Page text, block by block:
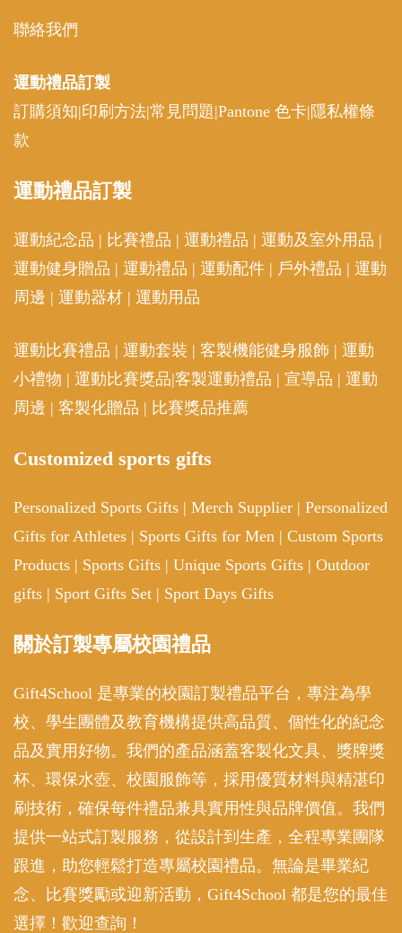
聯絡我們
運動禮品訂製
訂購須知|印刷方法|常見問題|Pantone 色卡| 隱私權條
款
運動禮品訂製
運動紀念品 | 比賽禮品 | 運動禮品 | 運動及室外用品 |
運動健身贈品 | 運動禮品 | 運動配件 | 戶外禮品 | 運動
周邊 | 運動器材 | 運動用品
運動比賽禮品 | 運動套裝 | 客製機能健身服飾 | 運動
小禮物 | 運動比賽獎品|客製運動禮品 | 宣導品 | 運動
周邊 | 客製化贈品 | 比賽獎品推薦
Customized sports gifts
Personalized Sports Gifts | Merch Supplier | Personalized
Gifts for Athletes | Sports Gifts for Men | Custom Sports
Products | Sports Gifts | Unique Sports Gifts | Outdoor
gifts | Sport Gifts Set | Sport Days Gifts
關於訂製專屬校園禮品
Gift4School 是專業的校園訂製禮品平台，專注為學
校、學生團體及教育機構提供高品質、個性化的紀念
品及實用好物。我們的產品涵蓋客製化文具、獎牌獎
杯、環保水壺、校園服飾等，採用優質材料與精湛印
刷技術，確保每件禮品兼具實用性與品牌價值。我們
提供一站式訂製服務，從設計到生產，全程專業團隊
跟進，助您輕鬆打造專屬校園禮品。無論是畢業紀
念、比賽獎勵或迎新活動，Gift4School 都是您的最佳
選擇！歡迎查詢！